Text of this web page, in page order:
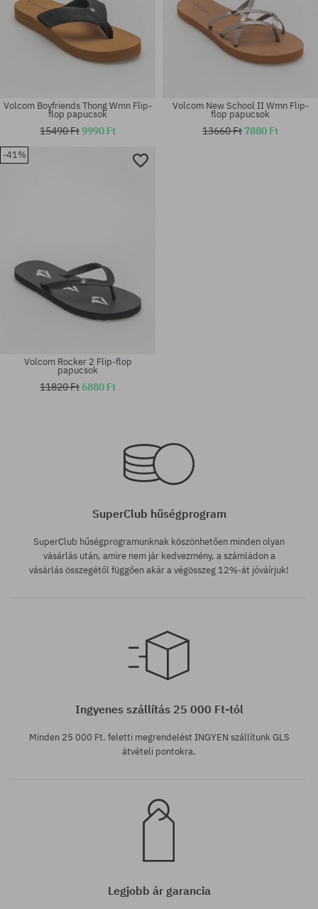
Elérhető méretek:
Volcom Boyfriends Thong Wmn Flip-
flop papucsok
15490 Ft9990 Ft
Volcom New School II Wmn Flip-
flop papucsok
13660 Ft 7880 Ft
-41%
Volcom Rocker 2 Flip-flop
papucsok
11820 Ft6880 Ft
SuperClub hűségprogram
SuperClub hűségprogramunknak köszönhetően minden olyan
vásárlás után, amire nem jár kedvezmény, a számládon a
vásárlás összegétől függően akár a végösszeg 12%-át jóváírjuk!
Ingyenes szállítás 25 000 Ft-tól
Minden 25 000 Ft. feletti megrendelést INGYEN szállítunk GLS
átvételi pontokra.
Legjobb ár garancia